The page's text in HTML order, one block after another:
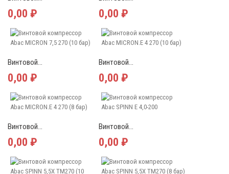
0,00 ₽ 0,00 ₽
Винтовой...
0,00 ₽
Винтовой...
0,00 ₽
Винтовой...
0,00 ₽
Винтовой...
0,00 ₽